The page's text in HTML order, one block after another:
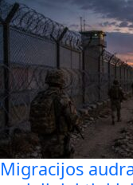
Migracijos